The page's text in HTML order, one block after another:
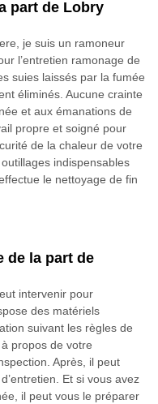
part de Lobry
je suis un ramoneur
l’entretien ramonage de
suies laissés par la fumée
éliminés. Aucune crainte
et aux émanations de
propre et soigné pour
de la chaleur de votre
indispensables
le nettoyage de fin
de la part de
intervenir pour
des matériels
suivant les règles de
propos de votre
Après, il peut
Et si vous avez
il peut vous le préparer